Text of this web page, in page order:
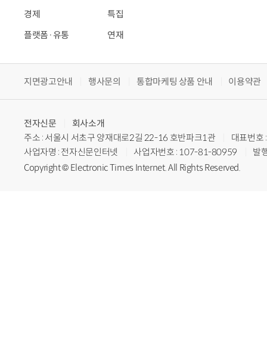
경제
플랫폼·유통
특집
연재
지면광고안내 행사문의 통합마케팅 상품 안내 이용약관
전자신문
회사소개
주소 : 서울시 서초구 양재대로2길 22-16 호반파크1관
대표번
사업자명 : 전자신문인터넷
사업자번호 : 107-81-80959
발
Copyright © Electronic Times Internet. All Rights Reserved.